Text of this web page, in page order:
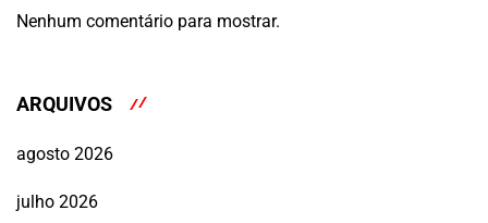
Nenhum comentário para mostrar.
ARQUIVOS
agosto 2026
julho 2026